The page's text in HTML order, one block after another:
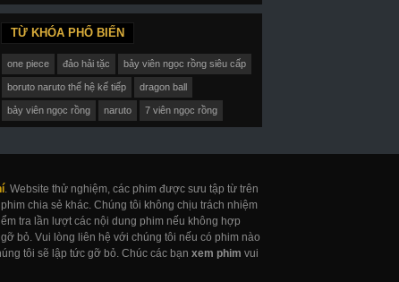
TỪ KHÓA PHỔ BIẾN
one piece đảo hải tặc bảy viên ngọc rồng siêu cấp
boruto naruto thế hệ kế tiếp dragon ball
bảy viên ngọc rồng naruto 7 viên ngọc rồng
. Website thử nghiệm, các phim được sưu tập từ trên
chia sẻ khác. Chúng tôi không chịu trách nhiệm
tra lần lượt các nội dung phim nếu không hợp
bỏ. Vui lòng liên hệ với chúng tôi nếu có phim nào
tôi sẽ lập tức gỡ bỏ. Chúc các bạn xem phim vui